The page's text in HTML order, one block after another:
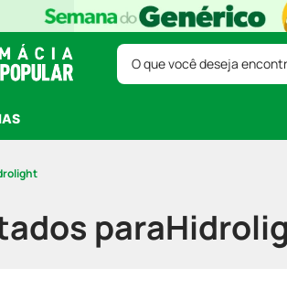
O que você deseja
para